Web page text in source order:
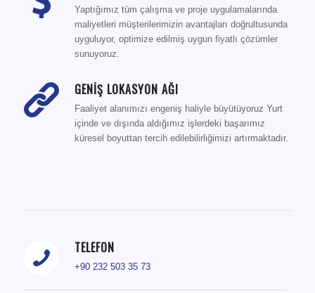
Yaptığımız tüm çalışma ve proje uygulamalarında
maliyetleri müşterilerimizin avantajları doğrultusunda
uyguluyor, optimize edilmiş uygun fiyatlı çözümler
sunuyoruz.
GENİŞ LOKASYON AĞI
Faaliyet alanımızı engeniş haliyle büyütüyoruz Yurt
içinde ve dışında aldığımız işlerdeki başarımız
küresel boyuttan tercih edilebilirliğimizi artırmaktadır.
TELEFON
+90 232 503 35 73